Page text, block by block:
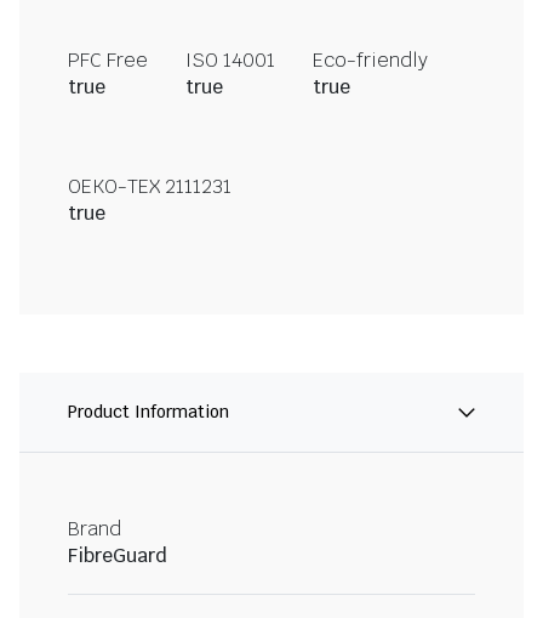
PFC Free
true
ISO 14001
true
Eco-friendly
true
OEKO-TEX 2111231
true
Product Information
Brand
FibreGuard